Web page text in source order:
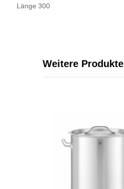
Länge 300
Weitere Produkte